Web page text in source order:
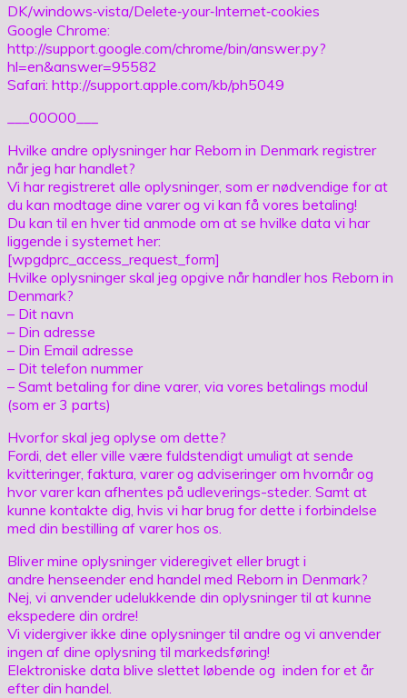
DK/windows‐vista/Delete‐your‐Internet‐cookies
Google Chrome:
http://support.google.com/chrome/bin/answer.py?
hl=en&answer=95582
Safari: http://support.apple.com/kb/ph5049
___00O00___
Hvilke andre oplysninger har Reborn in Denmark registrer
når jeg har handlet?
Vi har registreret alle oplysninger, som er nødvendige for at
du kan modtage dine varer og vi kan få vores betaling!
Du kan til en hver tid anmode om at se hvilke data vi har
liggende i systemet her:
[wpgdprc_access_request_form]
Hvilke oplysninger skal jeg opgive når handler hos Reborn in
Denmark?
– Dit navn
– Din adresse
– Din Email adresse
– Dit telefon nummer
– Samt betaling for dine varer, via vores betalings modul
(som er 3 parts)
Hvorfor skal jeg oplyse om dette?
Fordi, det eller ville være fuldstendigt umuligt at sende
kvitteringer, faktura, varer og adviseringer om hvornår og
hvor varer kan afhentes på udleverings-steder. Samt at
kunne kontakte dig, hvis vi har brug for dette i forbindelse
med din bestilling af varer hos os.
Bliver mine oplysninger videregivet eller brugt i
andre henseender end handel med Reborn in Denmark?
Nej, vi anvender udelukkende din oplysninger til at kunne
ekspedere din ordre!
Vi vidergiver ikke dine oplysninger til andre og vi anvender
ingen af dine oplysning til markedsføring!
Elektroniske data blive slettet løbende og inden for et år
efter din handel.